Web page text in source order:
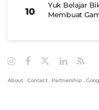
Yuk Belajar
Membuat
About . Contact . Partnership .